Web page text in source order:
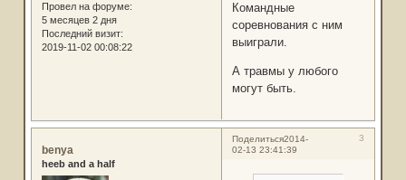
Провел на форуме:
5 месяцев 2 дня
Последний визит:
2019-11-02 00:08:22
Командные
соревнования с ним
выиграли.
А травмы у любого
могут быть.
Поделиться 3
2014-
02-13 23:41:39
benya
heeb and a half